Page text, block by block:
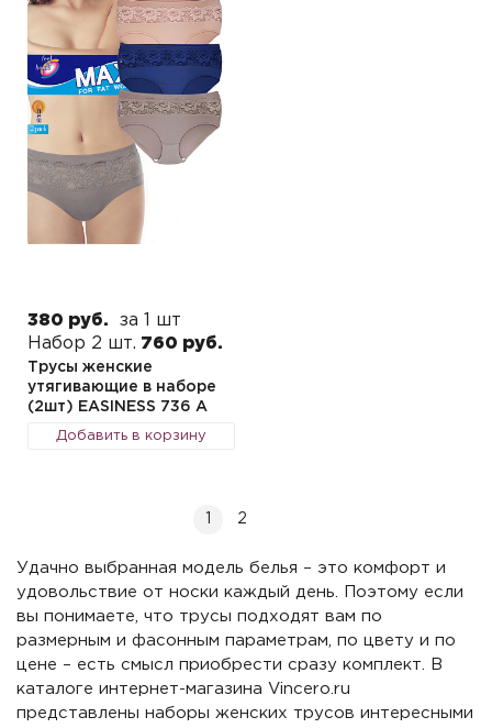
380 руб.
за 1 шт
Набор 2 шт. 760 руб.
Трусы женские
утягивающие в наборе
(2шт) EASINESS 736 А
Добавить в корзину
2
Удачно выбранная модель белья – это комфорт и
удовольствие от носки каждый день. Поэтому если
вы понимаете, что трусы подходят вам по
размерным и фасонным параметрам, по цвету и по
цене – есть смысл приобрести сразу комплект. В
каталоге интернет-магазина Vincero.ru
представлены наборы женских трусов интересными